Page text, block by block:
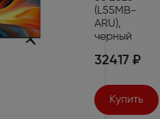
(L55MB-
ARU),
черный
32417 ₽
Купить